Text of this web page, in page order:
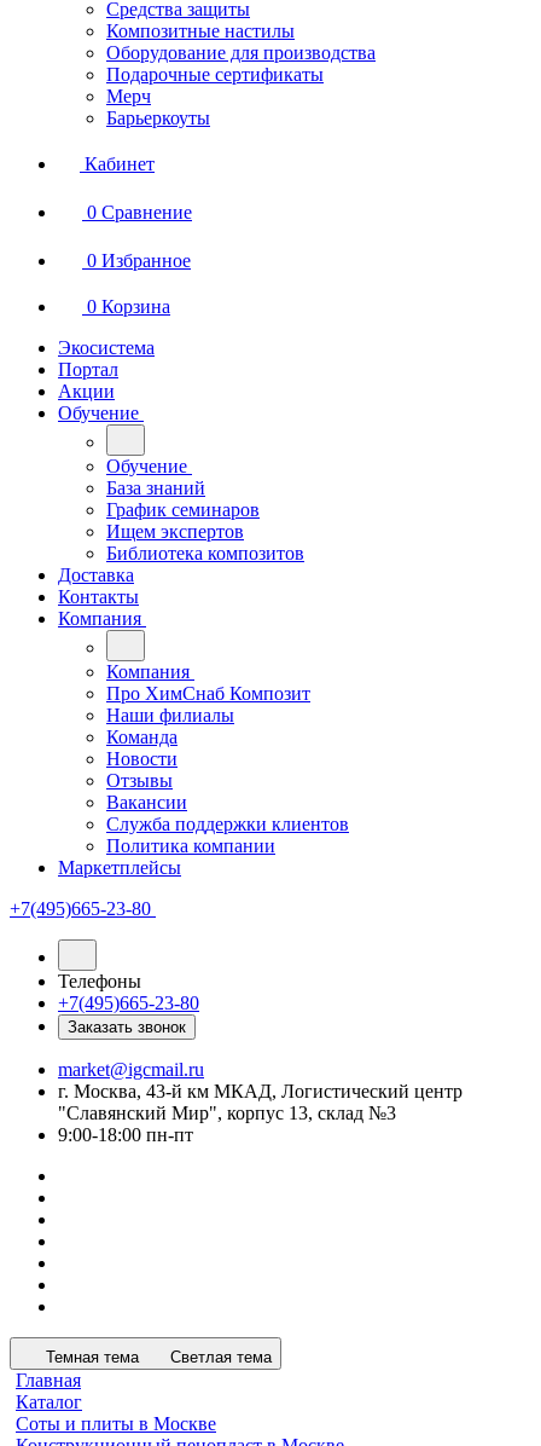
Средства защиты
Композитные настилы
Оборудование для производства
Подарочные сертификаты
Мерч
Барьеркоуты
Кабинет
0 Сравнение
0 Избранное
0 Корзина
Экосистема
Портал
Акции
Обучение
Обучение
База знаний
График семинаров
Ищем экспертов
Библиотека композитов
Доставка
Контакты
Компания
Компания
Про ХимСнаб Композит
Наши филиалы
Команда
Новости
Отзывы
Вакансии
Служба поддержки клиентов
Политика компании
Маркетплейсы
+7(495)665-23-80
Телефоны
+7(495)665-23-80
Заказать звонок
market@igcmail.ru
г. Москва, 43-й км МКАД, Логистический центр
"Славянский Мир", корпус 13, склад №3
9:00-18:00 пн-пт
Темная тема Светлая тема
Главная
Каталог
Соты и плиты в Москве